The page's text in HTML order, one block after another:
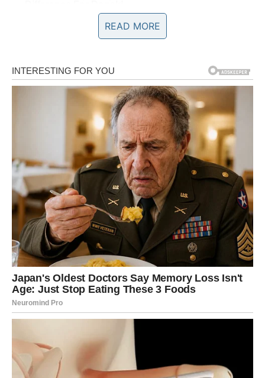
Blizanci u drugoj polovini marta mogu doživeti karmičke
susrete. Moguće je da ćete ponovo sresti osobu iz
prošlosti ili upoznati nekoga ko odmah stvara osećaj
poznatosti.
Na poslovnom planu mogu se otvoriti nove mogućnosti
kroz razgovore i kontakte. Informacija koju dobijete može
imati veliki značaj za vaše planove.
U ljubavi je moguće razjašnjenje emocija. Ako ste u vezi,
iskren razgovor može ojačati vaš odnos. Slobodni
Blizanci mogli bi upoznati osobu koja donosi novu
Rak
READ MORE